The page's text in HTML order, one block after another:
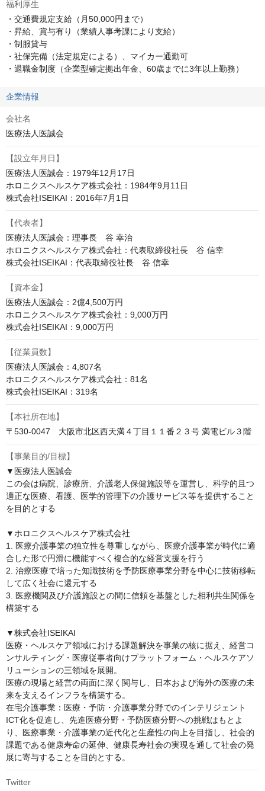
福利厚生
・交通費規定支給（月50,000円まで）
・昇給、賞与有り（業績人事考課により支給）
・制服貸与
・社保完備（法定規定による）、マイカー通勤可
・退職金制度（企業型確定拠出年金、60歳までに3年以上勤務）
企業情報
会社名
医療法人医誠会
【設立年月日】
医療法人医誠会：1979年12月17日
ホロニクスヘルスケア株式会社：1984年9月11日
株式会社ISEIKAI：2016年7月1日
【代表者】
医療法人医誠会：理事長　谷 幸治
ホロニクスヘルスケア株式会社：代表取締役社長　谷 信幸
株式会社ISEIKAI：代表取締役社長　谷 信幸
【資本金】
医療法人医誠会：2億4,500万円
ホロニクスヘルスケア株式会社：9,000万円
株式会社ISEIKAI：9,000万円
【従業員数】
医療法人医誠会：4,807名
ホロニクスヘルスケア株式会社：81名
株式会社ISEIKAI：319名
【本社所在地】
〒530-0047　大阪市北区西天満４丁目１１番２３号 満電ビル３階
【事業目的/目標】
▼医療法人医誠会
この会は病院、診療所、介護老人保健施設等を運営し、科学的且つ
適正な医療、看護、医学的管理下の介護サービス等を提供すること
を目的とする
▼ホロニクスヘルスケア株式会社
1. 医療介護事業の独立性を尊重しながら、医療介護事業が時代に適
合した形で円滑に機能すべく複合的な経営支援を行う
2. 治療医療で培った知識技術を予防医療事業分野を中心に技術移転
して広く社会に還元する
3. 医療機関及び介護施設との間に信頼を基盤とした相利共生関係を
構築する
▼株式会社ISEIKAI
医療・ヘルスケア領域における課題解決を事業の核に据え、経営コ
ンサルティング・医療従事者向けプラットフォーム・ヘルスケアソ
リューションの三領域を展開。
医療の現場と経営の両面に深く関与し、日本および海外の医療の未
来を支えるインフラを構築する。
在宅介護事業：医療・予防・介護事業分野でのインテリジェント
ICT化を促進し、先進医療分野・予防医療分野への挑戦はもとよ
り、医療事業・介護事業の近代化と生産性の向上を目指し、社会的
課題である健康寿命の延伸、健康長寿社会の実現を通して社会の発
展に寄与することを目的とする。
Twitter